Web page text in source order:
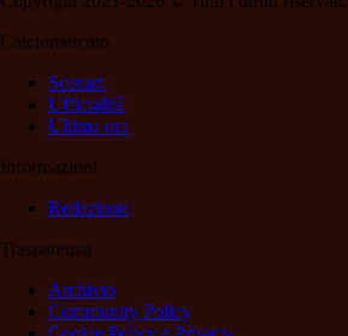
Calciomercato
Scenari
Ufficialità
Ultima ora
Informazioni
Redazione
Trasparenza
Archivio
Community Policy